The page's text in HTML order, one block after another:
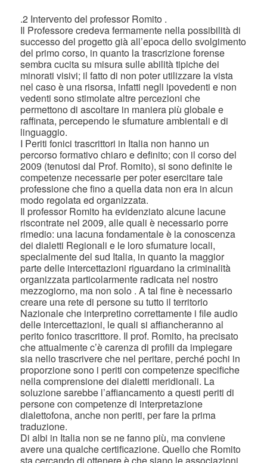
.2 Intervento del professor Romito .
Il Professore credeva fermamente nella possibilità di
successo del progetto già all’epoca dello svolgimento
del primo corso, in quanto la trascrizione forense
sembra cucita su misura sulle abilità tipiche dei
minorati visivi; il fatto di non poter utilizzare la vista
nel caso è una risorsa, infatti negli ipovedenti e non
vedenti sono stimolate altre percezioni che
permettono di ascoltare in maniera più globale e
raffinata, percependo le sfumature ambientali e di
linguaggio.
I Periti fonici trascrittori in Italia non hanno un
percorso formativo chiaro e definito; con il corso del
2009 (tenutosi dal Prof. Romito), si sono definite le
competenze necessarie per poter esercitare tale
professione che fino a quella data non era in alcun
modo regolata ed organizzata.
Il professor Romito ha evidenziato alcune lacune
riscontrate nel 2009, alle quali è necessario porre
rimedio: una lacuna fondamentale è la conoscenza
dei dialetti Regionali e le loro sfumature locali,
specialmente del sud Italia, in quanto la maggior
parte delle intercettazioni riguardano la criminalità
organizzata particolarmente radicata nel nostro
mezzogiorno, ma non solo . A tal fine è necessario
creare una rete di persone su tutto il territorio
Nazionale che interpretino correttamente i file audio
delle intercettazioni, le quali si affiancheranno al
perito fonico trascrittore. Il prof. Romito, ha precisato
che attualmente c’è carenza di profili da impiegare
sia nello trascrivere che nel peritare, perché pochi in
proporzione sono i periti con competenze specifiche
nella comprensione dei dialetti meridionali. La
soluzione sarebbe l’affiancamento a questi periti di
persone con competenze di interpretazione
dialettofona, anche non periti, per fare la prima
traduzione.
Di albi in Italia non se ne fanno più, ma conviene
avere una qualche certificazione. Quello che Romito